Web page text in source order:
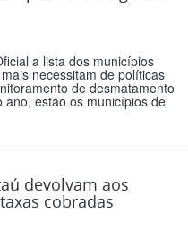
a lista dos municípios
necessitam de políticas
de desmatamento
ano, estão os municípios de
devolvam aos
cobradas